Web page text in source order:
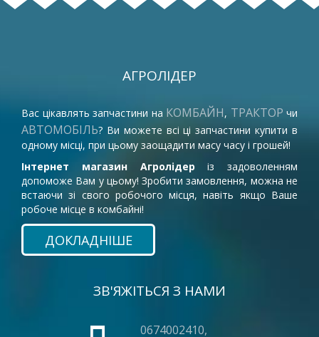
АГРОЛІДЕР
Вас цікавлять запчастини на КОМБАЙН, ТРАКТОР чи
АВТОМОБІЛЬ? Ви можете всі ці запчастини купити в
одному місці, при цьому заощадити масу часу і грошей!
Інтернет магазин Агролідер із задоволенням
допоможе Вам у цьому! Зробити замовлення, можна не
встаючи зі свого робочого місця, навіть якщо Ваше
робоче місце в комбайні!
ДОКЛАДНІШЕ
ЗВ'ЯЖІТЬСЯ З НАМИ
0674002410,